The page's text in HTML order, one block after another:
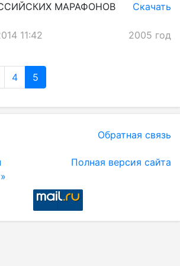
МАРАФОНОВ
Скачать
11:42 2005 год
4 5
Обратная связь
Полная версия сайта